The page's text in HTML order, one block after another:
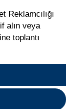
Reklamcılığı
alın veya
toplantı